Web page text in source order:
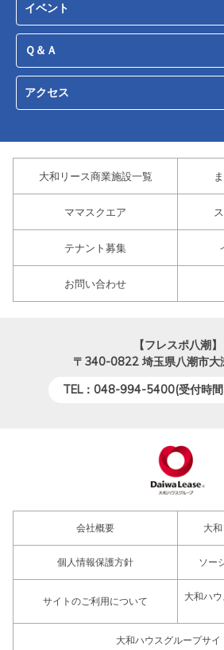
イベント
Ｑ＆Ａ
アクセス
大和リース商業施設一覧
ママスクエア
テナント募集
お問い合わせ
【フレスポ八潮】
〒340-0822 埼玉県八潮市
TEL：048-994-5400(受付時
会社概要 大
個人情報保護方針 ソー
サイトのご利用について
大和ハ
大和ハウスグループサイ